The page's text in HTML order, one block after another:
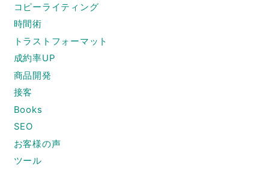
コピーライティング
時間術
トラストフォーマット
成約率UP
商品開発
接客
Books
SEO
お客様の声
ツール